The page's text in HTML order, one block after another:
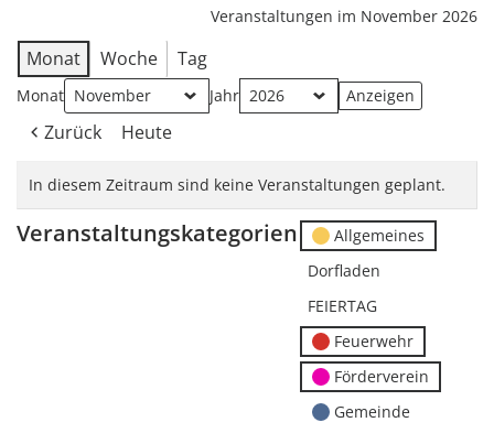
Veranstaltungen im November 2026
Monat Woche Tag
Monat Jahr
Zurück Heute
In diesem Zeitraum sind keine Veranstaltungen geplant.
Veranstaltungskategorien
Allgemeines
Dorfladen
FEIERTAG
Feuerwehr
Förderverein
Gemeinde